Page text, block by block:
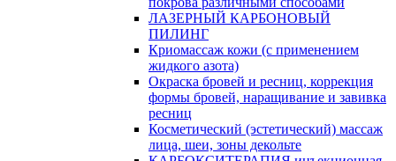
ЛАЗЕРНЫЙ КАРБОНОВЫЙ
ПИЛИНГ
Криомассаж кожи (с применением
жидкого азота)
Окраска бровей и ресниц, коррекция
формы бровей, наращивание и завивка
ресниц
Косметический (эстетический) массаж
лица, шеи, зоны декольте